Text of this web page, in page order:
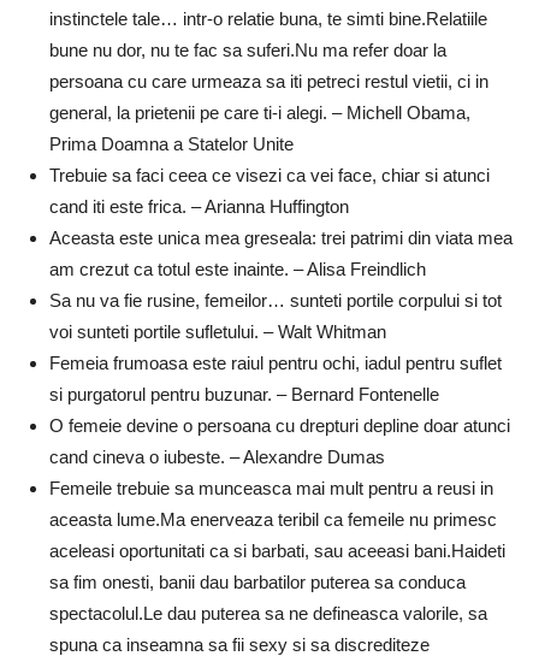
instinctele tale… intr-o relatie buna, te simti bine.Relatiile
bune nu dor, nu te fac sa suferi.Nu ma refer doar la
persoana cu care urmeaza sa iti petreci restul vietii, ci in
general, la prietenii pe care ti-i alegi. – Michell Obama,
Prima Doamna a Statelor Unite
Trebuie sa faci ceea ce visezi ca vei face, chiar si atunci
cand iti este frica. – Arianna Huffington
Aceasta este unica mea greseala: trei patrimi din viata mea
am crezut ca totul este inainte. – Alisa Freindlich
Sa nu va fie rusine, femeilor… sunteti portile corpului si tot
voi sunteti portile sufletului. – Walt Whitman
Femeia frumoasa este raiul pentru ochi, iadul pentru suflet
si purgatorul pentru buzunar. – Bernard Fontenelle
O femeie devine o persoana cu drepturi depline doar atunci
cand cineva o iubeste. – Alexandre Dumas
Femeile trebuie sa munceasca mai mult pentru a reusi in
aceasta lume.Ma enerveaza teribil ca femeile nu primesc
aceleasi oportunitati ca si barbati, sau aceeasi bani.Haideti
sa fim onesti, banii dau barbatilor puterea sa conduca
spectacolul.Le dau puterea sa ne defineasca valorile, sa
spuna ca inseamna sa fii sexy si sa discrediteze